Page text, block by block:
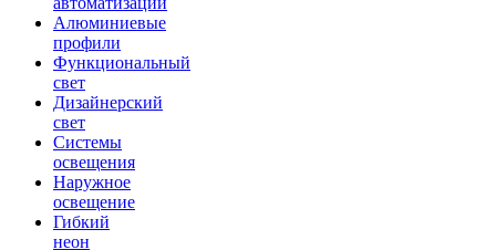
Алюминиевые
профили
Функциональный
свет
Дизайнерский
свет
Системы
освещения
Наружное
освещение
Гибкий
неон